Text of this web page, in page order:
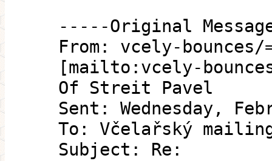
-----Original
From: vcely-
[mailto:vcely-
Of Streit Pavel
Sent: Wednesday,
To: Včelařský
Subject: Re: